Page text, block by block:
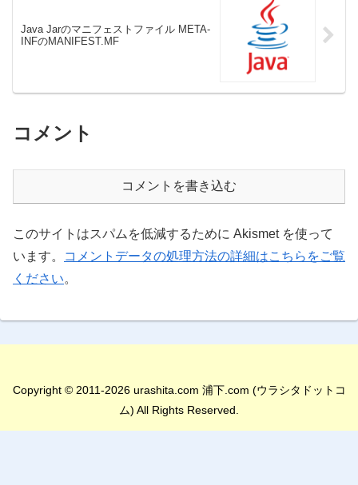
Java Jarのマニフェストファイル META-
INFのMANIFEST.MF
コメント
コメントを書き込む
このサイトはスパムを低減するために Akismet を使って
います。
コメントデータの処理方法の詳細はこちらをご覧
ください。
Copyright © 2011-2026 urashita.com 浦下.com (ウラシタドットコ
ム) All Rights Reserved.